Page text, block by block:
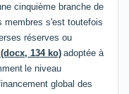
cinquième branche de
membres s'est toutefois
réserves ou
134 ko) adoptée à
le niveau
global des